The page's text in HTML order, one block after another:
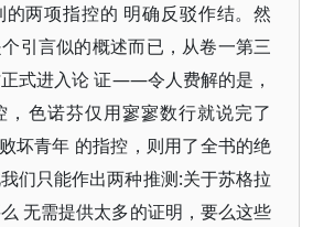
两项指控的 明确反驳作结。然
引言似的概述而已，从卷一第三
式进入论 证——令人费解的是，
，色诺芬仅用寥寥数行就说完了
坏青年 的指控，则用了全书的绝
们只能作出两种推测:关于苏格拉
无需提供太多的证明，要么这些